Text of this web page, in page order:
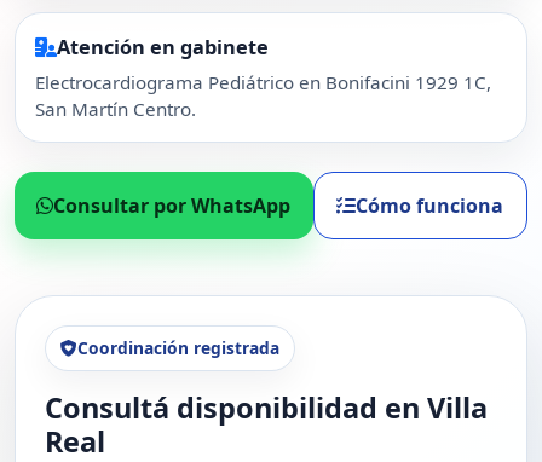
Atención en gabinete
Electrocardiograma Pediátrico en Bonifacini 1929 1C,
San Martín Centro.
Consultar por WhatsApp Cómo funciona
Coordinación registrada
Consultá disponibilidad en Villa
Real